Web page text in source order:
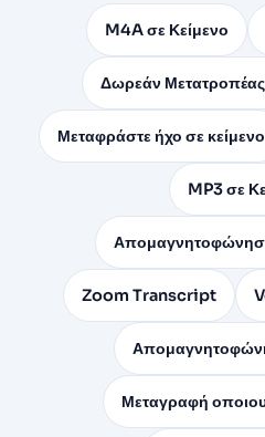
M4A σε Κείμενο
Δωρεάν
Μεταφράστε ήχο σε κείμενο
MP3 σε
Zoom Transcript
Μεταγραφή